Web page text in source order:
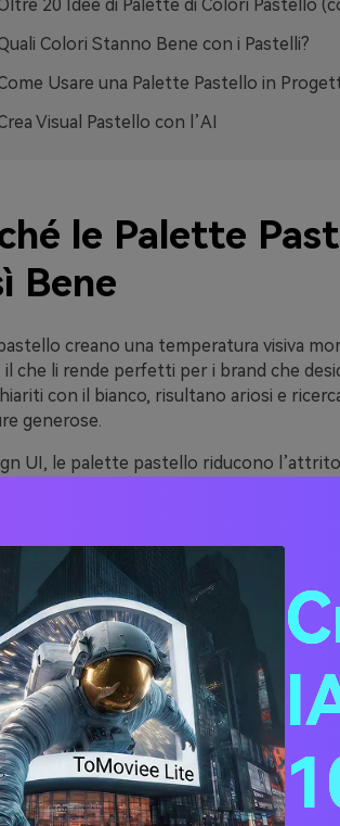
20 Idee di Palette di Colori Pastello
Colori Stanno Bene con i Pastelli?
Usare una Palette Pastello in
Visual Pastello con l’AI
le Palette
Bene
creano una temperatura visiva
il che li rende perfetti per i brand che
con il bianco, risultano ariosi e
generose.
UI, le palette pastello riducono
e i social, le combinazioni pastello
distorsioni eccessive. Con il giusto
possono risultare giocosi o eleganti senza
20 Idee di
(con Codici